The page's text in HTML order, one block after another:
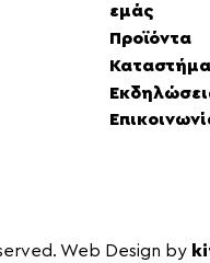
εμάς
Προϊόντα
Web Design by